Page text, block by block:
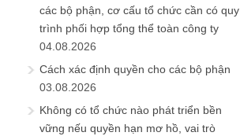
các bộ phận, cơ cấu tổ chức cần có quy
trình phối hợp tổng thể toàn công ty
04.08.2026
Cách xác định quyền cho các bộ phận
03.08.2026
Không có tổ chức nào phát triển bền
vững nếu quyền hạn mơ hồ, vai trò